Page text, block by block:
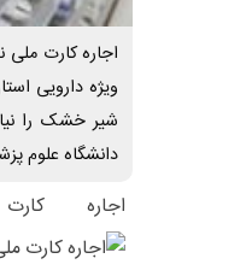
اجاره کارت
ویژه دارویی
دانشگاه علوم
اجاره